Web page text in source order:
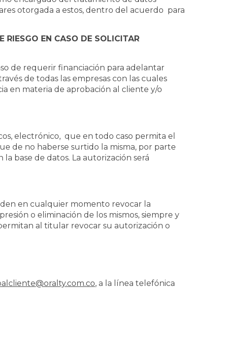
otorgada a estos, dentro del acuerdo para
RIESGO EN CASO DE SOLICITAR
de requerir financiación para adelantar
de todas las empresas con las cuales
en materia de aprobación al cliente y/o
electrónico, que en todo caso permita el
de no haberse surtido la misma, por parte
base de datos. La autorización será
en cualquier momento revocar la
o eliminación de los mismos, siempre y
al titular revocar su autorización o
, a la línea telefónica